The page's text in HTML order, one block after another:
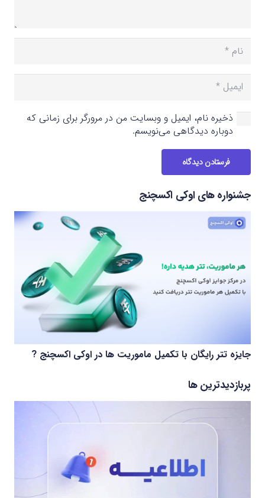
ذخیره نام، ایمیل و وبسایت من در مرورگر برای زمانی که
دوباره دیدگاهی می‌نویسم.
فرستادن دیدگاه
جشنواره های اوکی اکسچنج
جایزه تتر رایگان با تکمیل ماموریت ها در اوکی اکسچنج ?
پربازدیدترین ها